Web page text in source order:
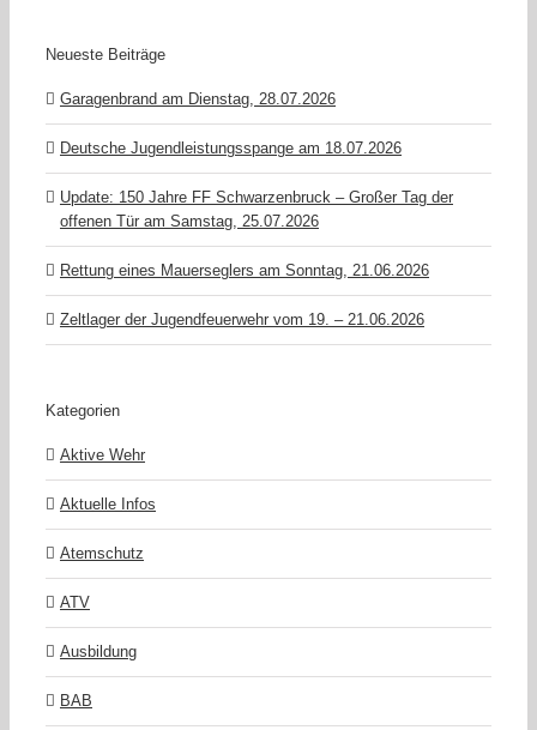
Neueste Beiträge
Garagenbrand am Dienstag, 28.07.2026
Deutsche Jugendleistungsspange am 18.07.2026
Update: 150 Jahre FF Schwarzenbruck – Großer Tag der
offenen Tür am Samstag, 25.07.2026
Rettung eines Mauerseglers am Sonntag, 21.06.2026
Zeltlager der Jugendfeuerwehr vom 19. – 21.06.2026
Kategorien
Aktive Wehr
Aktuelle Infos
Atemschutz
ATV
Ausbildung
BAB